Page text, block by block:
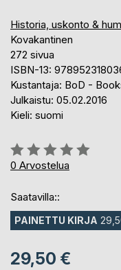
Historia, uskonto &
Kovakantinen
272 sivua
ISBN-13:
Kustantaja: BoD -
Julkaistu: 05.02.2016
Kieli: suomi
Arvostelu::
0%
0 Arvostelua
Saatavilla::
PAINETTU KIRJA
29,50 €